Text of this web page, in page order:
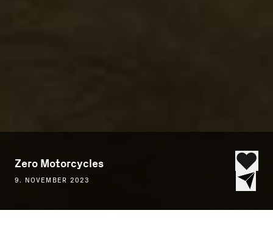
Zero Motorcycles
9. NOVEMBER 2023